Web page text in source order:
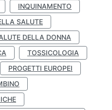
INQUINAMENTO
SALUTE
DELLA DONNA
TOSSICOLOGIA
PROGETTI EUROPEI